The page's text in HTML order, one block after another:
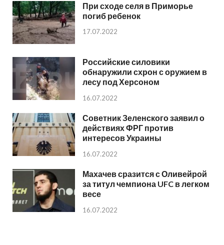
При сходе селя в Приморье
погиб ребенок
17.07.2022
Российские силовики
обнаружили схрон с оружием в
лесу под Херсоном
16.07.2022
Советник Зеленского заявил о
действиях ФРГ против
интересов Украины
16.07.2022
Махачев сразится с Оливейрой
за титул чемпиона UFC в легком
весе
16.07.2022